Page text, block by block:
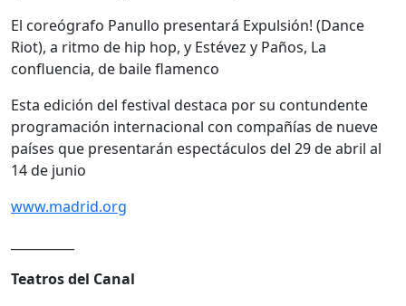
El coreógrafo Panullo presentará Expulsión! (Dance
Riot), a ritmo de hip hop, y Estévez y Paños, La
confluencia, de baile flamenco
Esta edición del festival destaca por su contundente
programación internacional con compañías de nueve
países que presentarán espectáculos del 29 de abril al
14 de junio
www.madrid.org
Teatros del Canal